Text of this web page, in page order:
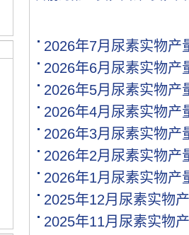
2026年7月尿素实物产
2026年6月尿素实物产
2026年5月尿素实物产
2026年4月尿素实物产
2026年3月尿素实物产
2026年2月尿素实物产
2026年1月尿素实物产
2025年12月尿素实物
2025年11月尿素实物